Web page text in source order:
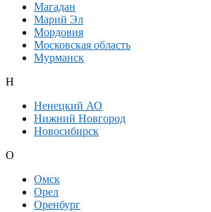
Магадан
Марий Эл
Мордовия
Московская область
Мурманск
Н
Ненецкий АО
Нижний Новгород
Новосибирск
О
Омск
Орел
Оренбург